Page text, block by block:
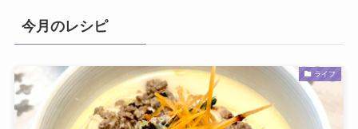
今月のレシピ
ライフ